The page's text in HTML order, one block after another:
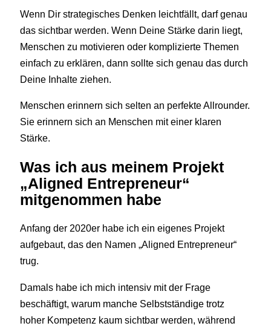
Wenn Dir strategisches Denken leichtfällt, darf genau
das sichtbar werden. Wenn Deine Stärke darin liegt,
Menschen zu motivieren oder komplizierte Themen
einfach zu erklären, dann sollte sich genau das durch
Deine Inhalte ziehen.
Menschen erinnern sich selten an perfekte Allrounder.
Sie erinnern sich an Menschen mit einer klaren
Stärke.
Was ich aus meinem Projekt
„Aligned Entrepreneur“
mitgenommen habe
Anfang der 2020er habe ich ein eigenes Projekt
aufgebaut, das den Namen „Aligned Entrepreneur“
trug.
Damals habe ich mich intensiv mit der Frage
beschäftigt, warum manche Selbstständige trotz
hoher Kompetenz kaum sichtbar werden, während